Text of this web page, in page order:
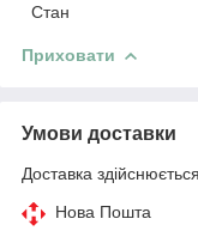
Стан
Приховати
Умови доставки
Доставка
Нова Пошта